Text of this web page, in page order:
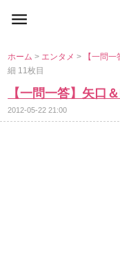
ホーム> エンタメ> 【一問
細 11枚目
【一問一答】矢口
2012-05-22 21:00